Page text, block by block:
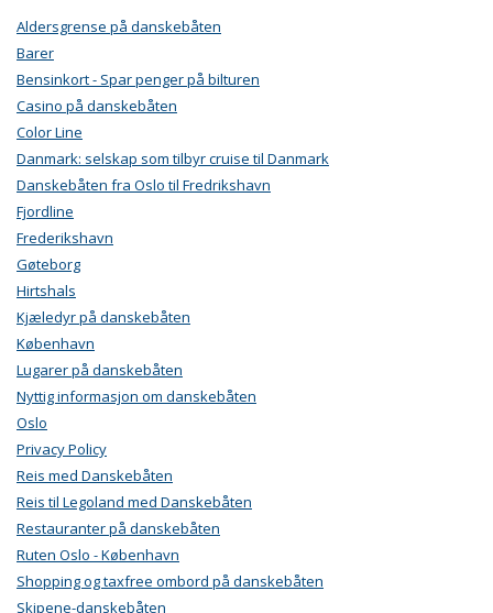
Aldersgrense på danskebåten
Barer
Bensinkort - Spar penger på bilturen
Casino på danskebåten
Color Line
Danmark: selskap som tilbyr cruise til Danmark
Danskebåten fra Oslo til Fredrikshavn
Fjordline
Frederikshavn
Gøteborg
Hirtshals
Kjæledyr på danskebåten
København
Lugarer på danskebåten
Nyttig informasjon om danskebåten
Oslo
Privacy Policy
Reis med Danskebåten
Reis til Legoland med Danskebåten
Restauranter på danskebåten
Ruten Oslo - København
Shopping og taxfree ombord på danskebåten
Skipene-danskebåten